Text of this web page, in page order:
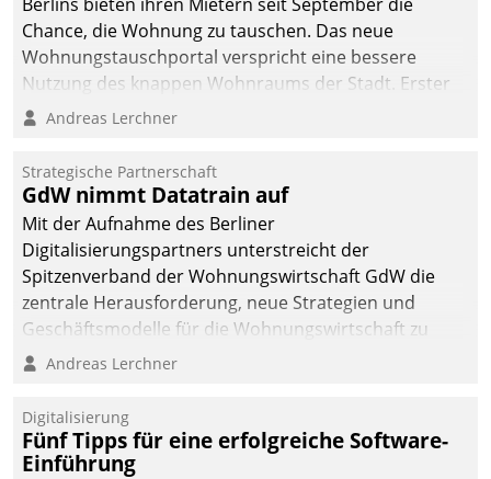
Chance, die Wohnung zu tauschen. Das neue
Wohnungstauschportal verspricht eine bessere
Nutzung des knappen Wohnraums der Stadt. Erster
Anwendungsfall für Datatrains Lösung API-Hub mit
Unternehmen.
Andreas Lerchner
Strategische Partnerschaft
GdW nimmt Datatrain auf
Mit der Aufnahme des Berliner
Digitalisierungspartners unterstreicht der
Spitzenverband der Wohnungswirtschaft GdW die
zentrale Herausforderung, neue Strategien und
Geschäftsmodelle für die Wohnungswirtschaft zu
entwickeln.
Andreas Lerchner
Digitalisierung
Fünf Tipps für eine erfolgreiche Software-
Einführung